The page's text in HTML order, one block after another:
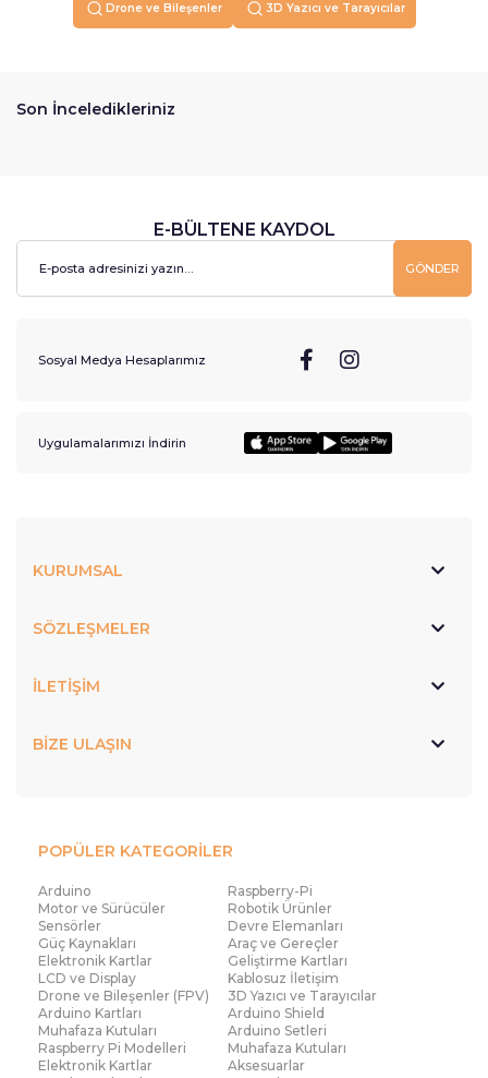
Drone ve Bileşenler 3D Yazıcı ve Tarayıcılar
Son İnceledikleriniz
E-BÜLTENE KAYDOL
GÖNDER
Sosyal Medya Hesaplarımız
Uygulamalarımızı İndirin
KURUMSAL
SÖZLEŞMELER
İLETİŞİM
BİZE ULAŞIN
POPÜLER KATEGORİLER
Arduino
Raspberry-Pi
Motor ve Sürücüler
Robotik Ürünler
Sensörler
Devre Elemanları
Güç Kaynakları
Araç ve Gereçler
Elektronik Kartlar
Geliştirme Kartları
LCD ve Display
Kablosuz İletişim
Drone ve Bileşenler (FPV)
3D Yazıcı ve Tarayıcılar
Arduino Kartları
Arduino Shield
Muhafaza Kutuları
Arduino Setleri
Raspberry Pi Modelleri
Muhafaza Kutuları
Elektronik Kartlar
Aksesuarlar